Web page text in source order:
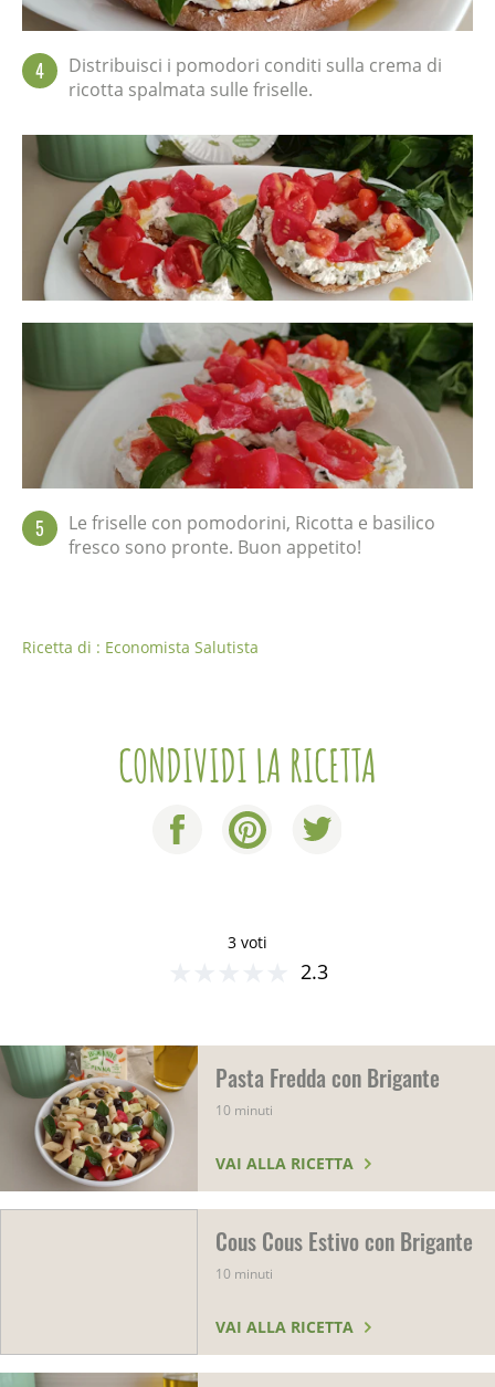
4
Distribuisci i pomodori conditi sulla crema di
ricotta spalmata sulle friselle.
5
Le friselle con pomodorini, Ricotta e basilico
fresco sono pronte. Buon appetito!
Ricetta di : Economista Salutista
CONDIVIDI LA RICETTA
3 voti
2.3
Pasta Fredda con Brigante
10 minuti
VAI ALLA RICETTA
Cous Cous Estivo con Brigante
10 minuti
VAI ALLA RICETTA